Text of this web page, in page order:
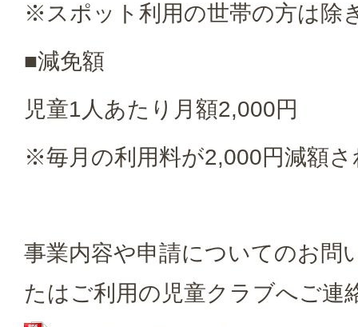
※スポット利用の世帯の方は除
■減免額
児童1人あたり月額2,000円
※毎月の利用料が2,000円減額
事業内容や申請についてのお問
たはご利用の児童クラブへご連